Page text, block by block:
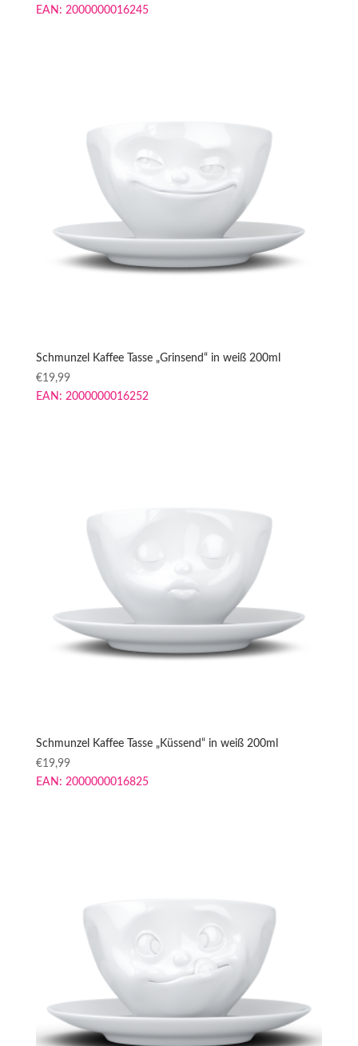
EAN: 2000000016245
Schmunzel Kaffee Tasse „Grinsend“ in weiß 200ml
€19,99
EAN: 2000000016252
Schmunzel Kaffee Tasse „Küssend“ in weiß 200ml
€19,99
EAN: 2000000016825